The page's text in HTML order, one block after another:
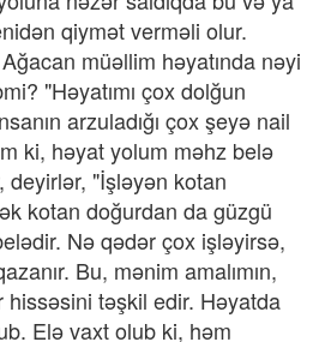
qiymət verməli olur.
müəllim həyatında nəyi
"Həyatımı çox dolğun
arzuladığı çox şeyə nail
ki, həyat yolum məhz belə
deyirlər, "İşləyən kotan
kotan doğurdan da güzgü
Nə qədər çox işləyirsə,
Bu, mənim amalımın,
təşkil edir. Həyatda
Elə vaxt olub ki, həm